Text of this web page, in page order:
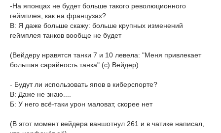
-На японцах не будет больше такого революционного
геймплея, как на французах?
В: Я даже больше скажу: больше крупных изменений
геймплея танков вообще не будет
(Вейдеру нравятся танки 7 и 10 левела: "Меня привлекает
большая сарайность танка" (с) Вейдер)
- Будут ли использовать япов в киберспорте?
В: Даже не знаю....
Б: У него всё-таки урон маловат, скорее нет
(В этот момент вейдера ваншотнул 261 и в чатике написал,